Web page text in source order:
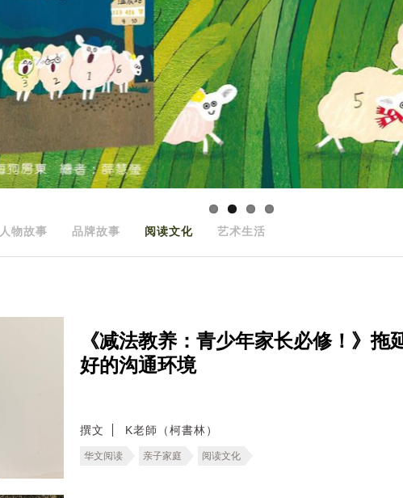
人物故事 品牌故事 阅读文化 艺术生活
《减法教养：青少年家长必修！》
好的沟通环境
撰文 K老師（柯書林）
华文阅读 亲子家庭 阅读文化